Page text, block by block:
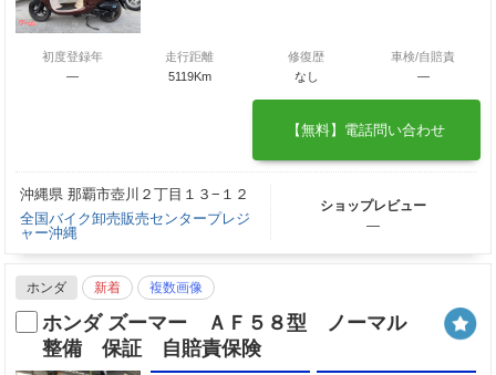
初度登録年
―
走行距離
5119Km
修復歴
なし
車検/自賠責
―
【無料】電話問い合わせ
沖縄県 那覇市壺川２丁目１３−１２
全国バイク卸売販売センタープレジ
ャー沖縄
ショップレビュー
―
ホンダ 新着 複数画像
ホンダ ズーマー ＡＦ５８型 ノーマル
整備 保証 自賠責保険